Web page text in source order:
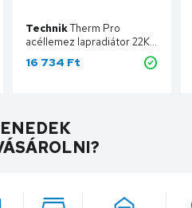
TechnikTherm Pro
acéllemez lapradiátor 22K,
600x400 TTP22/600400
16 734 Ft